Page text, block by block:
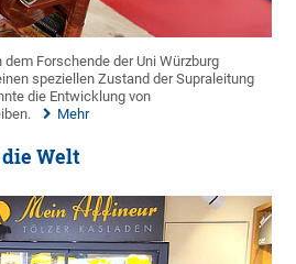
Forschende der Uni Würzburg
speziellen Zustand der Supraleitung
die Entwicklung von
Mehr
Welt